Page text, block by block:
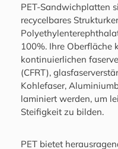
PET-Sandwichplatten
recycelbares
100%. Ihre Oberfläche
kontinuierlichen
(CFRT),
Kohlefaser,
laminiert werden, um
Steifigkeit zu bilden.
PET bietet